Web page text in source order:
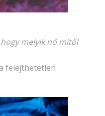
melyik nő mitől
felejthetetlen